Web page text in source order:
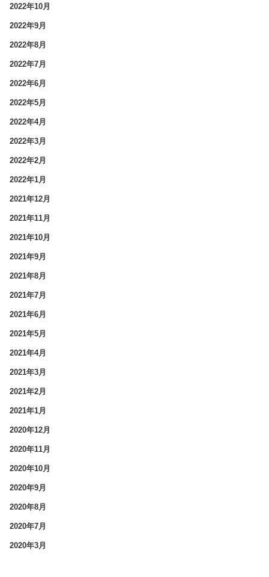
2022年10月
2022年9月
2022年8月
2022年7月
2022年6月
2022年5月
2022年4月
2022年3月
2022年2月
2022年1月
2021年12月
2021年11月
2021年10月
2021年9月
2021年8月
2021年7月
2021年6月
2021年5月
2021年4月
2021年3月
2021年2月
2021年1月
2020年12月
2020年11月
2020年10月
2020年9月
2020年8月
2020年7月
2020年3月